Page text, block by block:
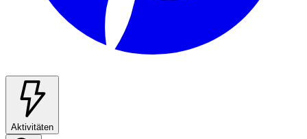
Aktivitäten